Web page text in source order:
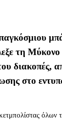
τη Μύκονο
διακοπές,
στο
όλων